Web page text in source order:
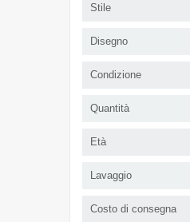
Stile
Disegno
Condizione
Quantità
Età
Lavaggio
Costo di consegna